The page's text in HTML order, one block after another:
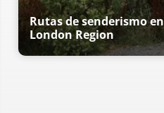
Rutas de senderismo en
London Region